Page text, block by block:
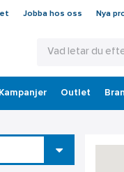
Jobba hos oss Nya
Kampanjer Outlet